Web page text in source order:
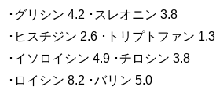
･グリシン 4.2 ･スレオニン 3.8
･ヒスチジン 2.6 ･トリプトファン 1.3
･イソロイシン 4.9 ･チロシン 3.8
･ロイシン 8.2 ･バリン 5.0